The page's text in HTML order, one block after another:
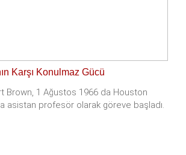
Karşı Konulmaz Gücü
Brown, 1 Ağustos 1966 da Houston
asistan profesör olarak göreve başladı.